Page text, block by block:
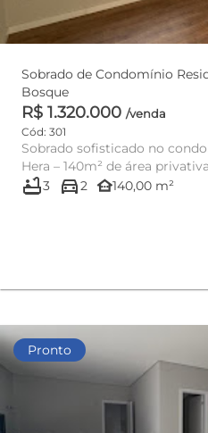
Sobrado de Condomínio Residencial Hera em Carandá
Bosque
R$ 1.320.000 /venda
Cód: 301
Sobrado sofisticado no condomínio
Hera – 140m² de área privativa Este sobrado lindíssimo
com...
bathtub3 directions_car2 other_houses140,00 m²
Pronto